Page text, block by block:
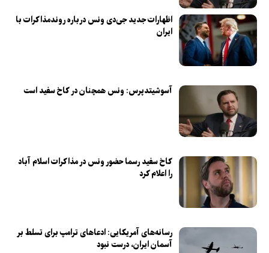
اظهارات جدید جی‌دی ونس درباره روندمذاکرات با
ایران
آسوشیتدپرس: ونس همچنان در کاخ سفید است
کاخ سفید رسما حضور ونس در مذاکرات اسلام آباد
را اعلام کرد
رسانه‌های آمریکایی: ادعاهای ترامپ برای تسلط بر
آسمان ایران، درست نبود